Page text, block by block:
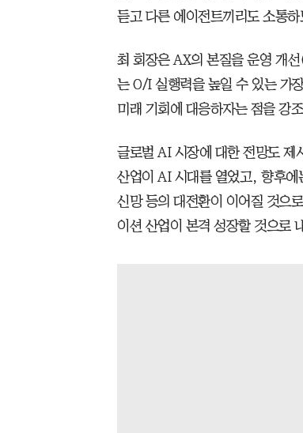
듣고 다른 에이전트끼리도 소통
최 회장은 AX의 본질을 운영 개
는 O/I 실행력을 높일 수 있는 가
미래 기회에 대응하자는 점을 강
글로벌 AI 시장에 대한 전망도 제
산업이 AI 시대를 열었고, 향후에
신망 등의 대전환이 이어질 것으
이션 산업이 본격 성장할 것으로